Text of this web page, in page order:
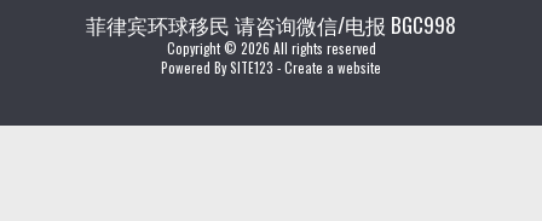
菲律宾环球移民 请咨询微信/电报 BGC998
Copyright © 2026 All rights reserved
Powered BySITE123 -Create a website